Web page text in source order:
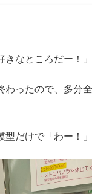
なところだー！
ったので、多分
だけで「わー！